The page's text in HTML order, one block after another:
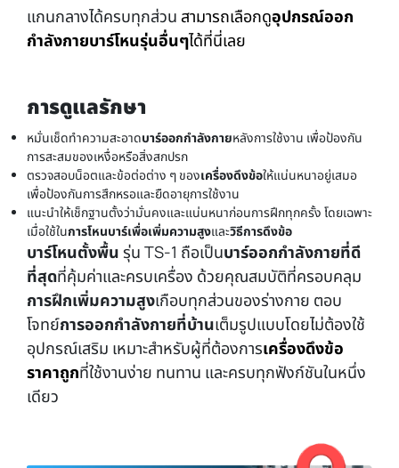
แกนกลางได้ครบทุกส่วน สามารถเลือกดูอุปกรณ์ออก
กำลังกายบาร์โหนรุ่นอื่นๆได้ที่นี่เลย
การดูแลรักษา
หมั่นเช็ดทำความสะอาดบาร์ออกกำลังกายหลังการใช้งาน เพื่อป้องกัน
การสะสมของเหงื่อหรือสิ่งสกปรก
ตรวจสอบน็อตและข้อต่อต่าง ๆ ของเครื่องดึงข้อให้แน่นหนาอยู่เสมอ
เพื่อป้องกันการสึกหรอและยืดอายุการใช้งาน
แนะนำให้เช็กฐานตั้งว่ามั่นคงและแน่นหนาก่อนการฝึกทุกครั้ง โดยเฉพาะ
เมื่อใช้ในการโหนบาร์เพื่อเพิ่มความสูงและวิธีการดึงข้อ
บาร์โหนตั้งพื้น รุ่น TS-1 ถือเป็นบาร์ออกกำลังกายที่ดี
ที่สุดที่คุ้มค่าและครบเครื่อง ด้วยคุณสมบัติที่ครอบคลุม
การฝึกเพิ่มความสูงเกือบทุกส่วนของร่างกาย ตอบ
โจทย์การออกกำลังกายที่บ้านเต็มรูปแบบโดยไม่ต้องใช้
อุปกรณ์เสริม เหมาะสำหรับผู้ที่ต้องการเครื่องดึงข้อ
ราคาถูกที่ใช้งานง่าย ทนทาน และครบทุกฟังก์ชันในหนึ่ง
เดียว